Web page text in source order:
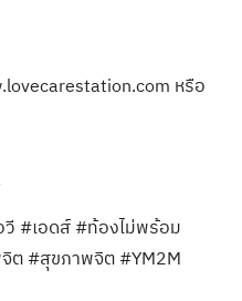
หรือ
วี #เอดส์ #ท้องไม่พร้อม
ต #สุขภาพจิต #YM2M